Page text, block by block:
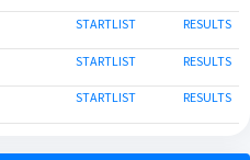
STARTLIST RESULTS
STARTLIST RESULTS
STARTLIST RESULTS